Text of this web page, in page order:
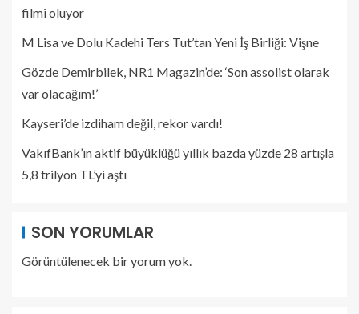
filmi oluyor
M Lisa ve Dolu Kadehi Ters Tut’tan Yeni İş Birliği: Vişne
Gözde Demirbilek, NR1 Magazin’de: ‘Son assolist olarak
var olacağım!’
Kayseri’de izdiham değil, rekor vardı!
VakıfBank’ın aktif büyüklüğü yıllık bazda yüzde 28 artışla
5,8 trilyon TL’yi aştı
SON YORUMLAR
Görüntülenecek bir yorum yok.